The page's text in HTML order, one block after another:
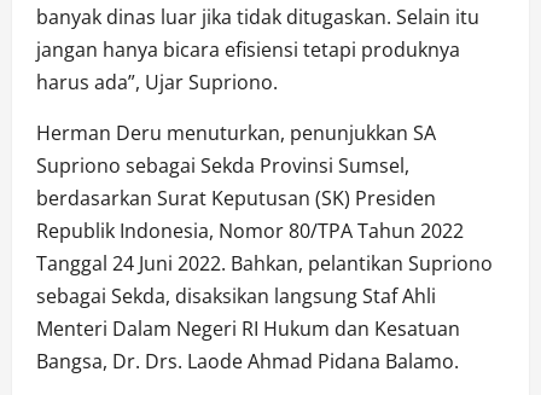
banyak dinas luar jika tidak ditugaskan. Selain itu
jangan hanya bicara efisiensi tetapi produknya
harus ada”, Ujar Supriono.
Herman Deru menuturkan, penunjukkan SA
Supriono sebagai Sekda Provinsi Sumsel,
berdasarkan Surat Keputusan (SK) Presiden
Republik Indonesia, Nomor 80/TPA Tahun 2022
Tanggal 24 Juni 2022. Bahkan, pelantikan Supriono
sebagai Sekda, disaksikan langsung Staf Ahli
Menteri Dalam Negeri RI Hukum dan Kesatuan
Bangsa, Dr. Drs. Laode Ahmad Pidana Balamo.